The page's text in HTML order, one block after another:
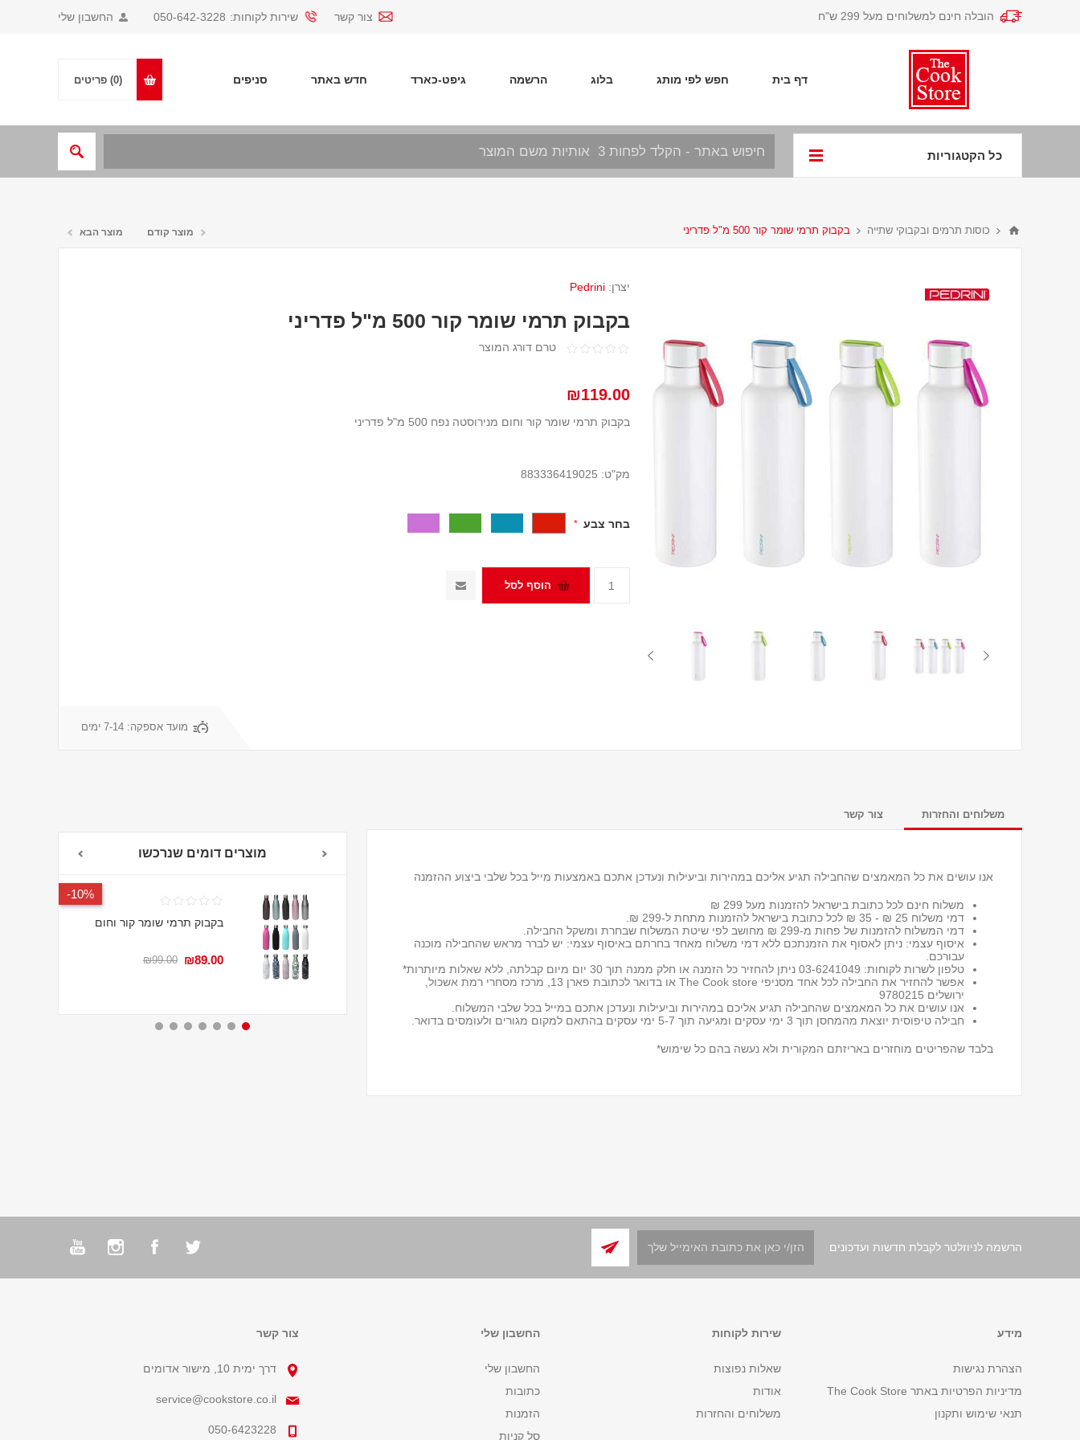
החשבון שלי צור קשר שירות לקוחות: 050-642-3228 הובלה חינם למשלוחים מעל 299 ש"ח
דף בית חפש לפי מותג בלוג הרשמה גיפט-כארד חדש באתר סניפים (0) פריטים
כל הקטגוריות
כוסות תרמים ובקבוקי שתייה בקבוק תרמי שומר קור 500 מ"ל פדריני מוצר קודם מוצר הבא
יצרן: Pedrini
בקבוק תרמי שומר קור 500 מ"ל פדריני
טרם דורג המוצר
₪119.00
בקבוק תרמי שומר קור וחום מנירוסטה נפח 500 מ"ל פדריני
מק"ט: 883336419025
בחר צבע *
מועד אספקה: 7-14 ימים
משלוחים והחזרות צור קשר
אנו עושים את כל המאמצים שהחבילה תגיע אליכם במהירות וביעילות ונעדכן אתכם באמצעות מייל בכל שלבי ביצוע ההזמנה
משלוח חינם לכל כתובת בישראל להזמנות מעל 299 ₪
דמי משלוח 25 ₪ - 35 ₪ לכל כתובת בישראל
להזמנות מתחת ל-299 ₪.
דמי המשלוח להזמנות של פחות מ-299 ₪ מחושב לפי שיטת המשלוח שבחרת ומשקל החבילה.
איסוף עצמי: ניתן לאסוף את הזמנתכם ללא דמי משלוח מאחד בחרתם באיסוף עצמי: יש לברר מראש שהחבילה מוכנה
עבורכם.
טלפון לשרות לקוחות: 03-6241049 ניתן להחזיר כל הזמנה או חלק ממנה תוך 30 יום מיום קבלתה, ללא שאלות מיותרות*
אפשר להחזיר את החבילה לכל אחד מסניפי The Cook store או בדואר לכתובת פארן 13, מרכז מסחרי רמת אשכול,
ירושלים 9780215
אנו עושים את כל המאמצים שהחבילה תגיע אליכם במהירות וביעילות ונעדכן אתכם במייל בכל שלבי המשלוח.
חבילה טיפוסית יוצאת מהמחסן תוך 3 ימי עסקים ומגיעה תוך 5-7 ימי עסקים בהתאם למקום מגורים ולעומסים בדואר.
בלבד שהפריטים מוחזרים באריזתם המקורית ולא נעשה בהם כל שימוש*
מוצרים דומים שנרכשו
מעמד לכוסות חד פעמיים
Tosca
₪59.00
10%-
בקבוק תרמי שומר קור וחום
₪89.00
₪99.00
הרשמה לניוזלטר לקבלת חדשות ועדכונים
מידע
הצהרת נגישות
מדיניות הפרטיות באתר The Cook Store
תנאי שימוש ותקנון
שירות לקוחות
שאלות נפוצות
אודות
משלוחים והחזרות
החשבון שלי
החשבון שלי
כתובות
הזמנות
סל קניות
צור קשר
דרך ימית 10, מישור אדומים
service@cookstore.co.il
050-6423228